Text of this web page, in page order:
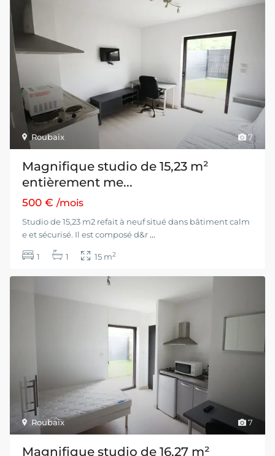
7
Roubaix
Magnifique studio de 15,23 m²
entièrement me...
500 €/mois
Studio de 15,23 m2 refait à neuf situé dans bâtiment calm
e et sécurisé. Il est composé d&r ...
1 1 15 m2
7
Roubaix
Magnifique studio de 16,27 m²